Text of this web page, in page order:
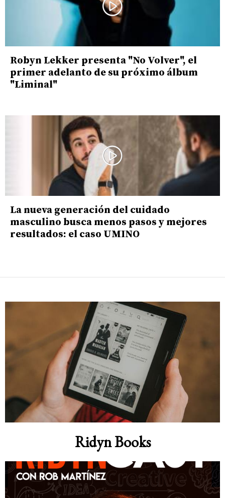
Robyn Lekker presenta "No Volver", el
primer adelanto de su próximo álbum
"Liminal"
La nueva generación del cuidado
masculino busca menos pasos y mejores
resultados: el caso UMINO
Ridyn Books